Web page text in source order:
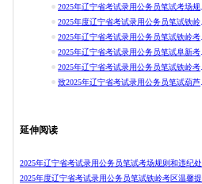
延伸阅读
2025年辽宁省考试录用公务员笔试考场规则和违纪处
2025年度辽宁省考试录用公务员笔试铁岭考区温馨提